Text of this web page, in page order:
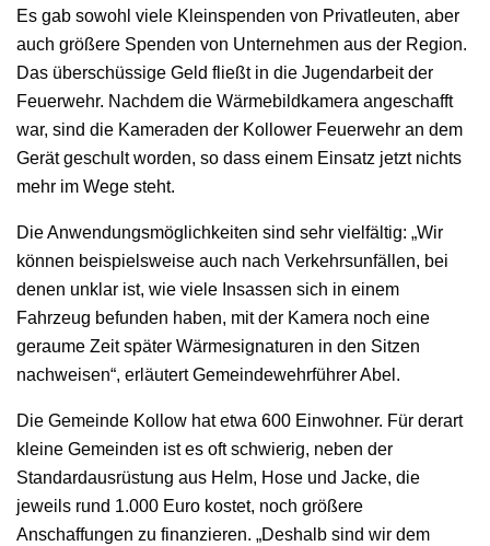
Es gab sowohl viele Kleinspenden von Privatleuten, aber
auch größere Spenden von Unternehmen aus der Region.
Das überschüssige Geld fließt in die Jugendarbeit der
Feuerwehr. Nachdem die Wärmebildkamera angeschafft
war, sind die Kameraden der Kollower Feuerwehr an dem
Gerät geschult worden, so dass einem Einsatz jetzt nichts
mehr im Wege steht.
Die Anwendungsmöglichkeiten sind sehr vielfältig: „Wir
können beispielsweise auch nach Verkehrsunfällen, bei
denen unklar ist, wie viele Insassen sich in einem
Fahrzeug befunden haben, mit der Kamera noch eine
geraume Zeit später Wärmesignaturen in den Sitzen
nachweisen“, erläutert Gemeindewehrführer Abel.
Die Gemeinde Kollow hat etwa 600 Einwohner. Für derart
kleine Gemeinden ist es oft schwierig, neben der
Standardausrüstung aus Helm, Hose und Jacke, die
jeweils rund 1.000 Euro kostet, noch größere
Anschaffungen zu finanzieren. „Deshalb sind wir dem